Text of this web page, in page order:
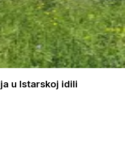
u Istarskoj idili